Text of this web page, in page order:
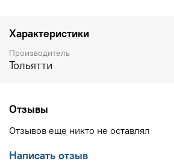
Характеристики
Производитель
Тольятти
Отзывы
Отзывов еще никто не оставлял
Написать отзыв